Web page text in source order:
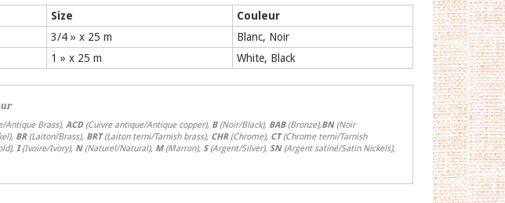
Size
Couleur
3/4 » x 25 m
Blanc, Noir
1 » x 25 m White, Black
Antique Brass), ACD(Cuivre antique/Antique copper), B(Noir/Black), BAB(Bronze),BN(Noir
BR (Laiton/Brass), BRT(Laiton terni/Tarnish brass), CHR(Chrome), CT(Chrome terni/Tarnish
I (Ivoire/Ivory), N(Naturel/Natural), M(Marron), S(Argent/Silver), SN(Argent satiné/Satin Nickels),